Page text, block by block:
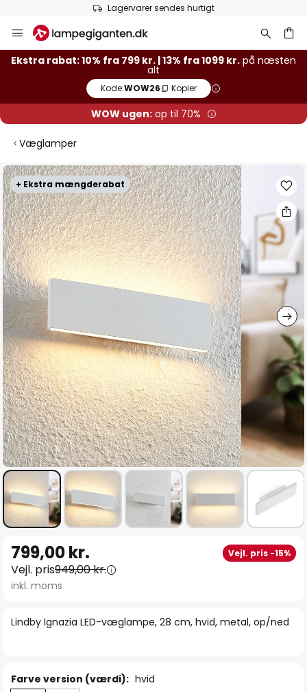
Lagervarer sendes hurtigt
to
Content
Ekstra rabat: 10% fra 799 kr. | 13% fra 1099 kr. på næsten
alt
Kode:WOW26 Kopier
WOW ugen:op til 70%
Væglamper
+ Ekstra mængderabat
Gå
til
slutningen
af
billedgalleriet
starten
af
Lindby Ignazia LED-væglampe, 28 cm, hvid, metal, op/ned
799,00 kr. Vejl. pris -15%
Vejl. pris949,00 kr.
inkl. moms
Farve version (værdi): hvid